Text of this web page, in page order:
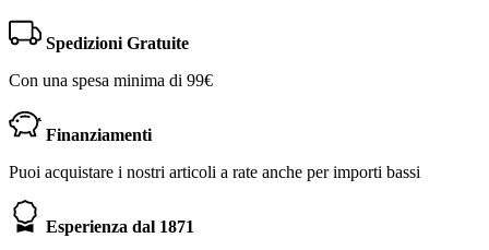
Spedizioni Gratuite
Con una spesa minima di 99€
Finanziamenti
Puoi acquistare i nostri articoli a rate anche per importi bassi
Esperienza dal 1871